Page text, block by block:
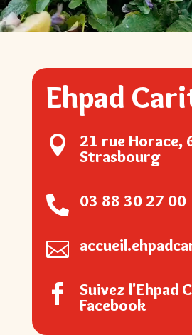
Ehpad

21 rue Horace,
Strasbourg
 03 88 30 27 00


Suivez l'Ehpad
Facebook